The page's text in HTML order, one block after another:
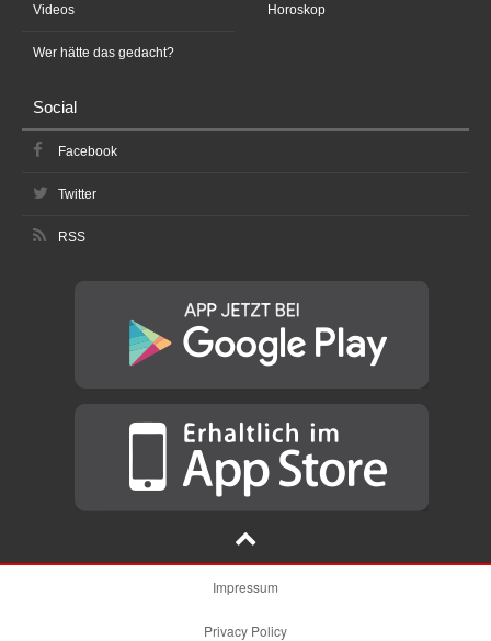
Videos
Wer hätte das gedacht?
Horoskop
Social
Facebook
Twitter
RSS
Impressum
Privacy Policy